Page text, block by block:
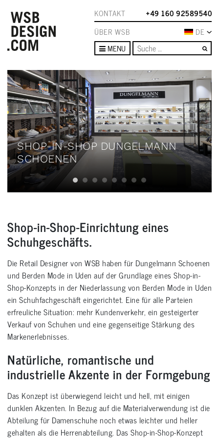
KONTAKT
+49 160 92589540
ÜBER WSB
DE
MENU
SHOP-IN-SHOP DUNGELMANN
SCHOENEN
Shop-in-Shop-Einrichtung eines
Schuhgeschäfts.
Die Retail Designer von WSB haben für Dungelmann Schoenen
und Berden Mode in Uden auf der Grundlage eines Shop-in-
Shop-Konzepts in der Niederlassung von Berden Mode in Uden
ein Schuhfachgeschäft eingerichtet. Eine für alle Parteien
erfreuliche Situation: mehr Kundenverkehr, ein gesteigerter
Verkauf von Schuhen und eine gegenseitige Stärkung des
Markenerlebnisses.
Natürliche, romantische und
industrielle Akzente in der Formgebung
Das Konzept ist überwiegend leicht und hell, mit einigen
dunklen Akzenten. In Bezug auf die Materialverwendung ist die
Abteilung für Damenschuhe noch etwas leichter und heller
gehalten als die Herrenabteilung. Das Shop-in-Shop-Konzept